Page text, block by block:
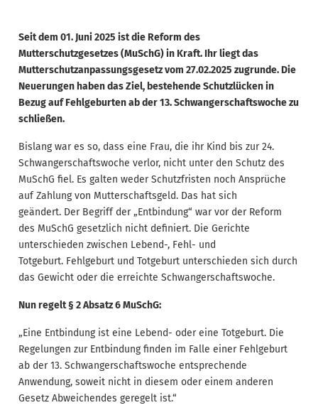
Seit dem 01. Juni 2025 ist die Reform des
Mutterschutzgesetzes (MuSchG) in Kraft. Ihr liegt das
Mutterschutzanpassungsgesetz vom 27.02.2025 zugrunde. Die
Neuerungen haben das Ziel, bestehende Schutzlücken in
Bezug auf Fehlgeburten ab der 13. Schwangerschaftswoche zu
schließen.
Bislang war es so, dass eine Frau, die ihr Kind bis zur 24.
Schwangerschaftswoche verlor, nicht unter den Schutz des
MuSchG fiel. Es galten weder Schutzfristen noch Ansprüche
auf Zahlung von Mutterschaftsgeld. Das hat sich
geändert. Der Begriff der „Entbindung“ war vor der Reform
des MuSchG gesetzlich nicht definiert. Die Gerichte
unterschieden zwischen Lebend-, Fehl- und
Totgeburt. Fehlgeburt und Totgeburt unterschieden sich durch
das Gewicht oder die erreichte Schwangerschaftswoche.
Nun regelt § 2 Absatz 6 MuSchG:
„Eine Entbindung ist eine Lebend- oder eine Totgeburt. Die
Regelungen zur Entbindung finden im Falle einer Fehlgeburt
ab der 13. Schwangerschaftswoche entsprechende
Anwendung, soweit nicht in diesem oder einem anderen
Gesetz Abweichendes geregelt ist.“